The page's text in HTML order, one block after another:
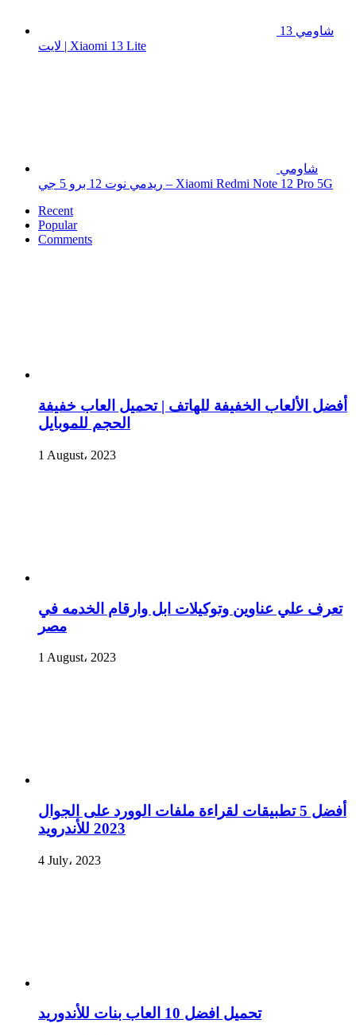
شاومي 13
لايت | Xiaomi 13 Lite
شاومي
ريدمي نوت 12 برو 5 جي – Xiaomi Redmi Note 12 Pro 5G
Recent
Popular
Comments
أفضل الألعاب الخفيفة للهاتف | تحميل العاب خفيفة
الحجم للموبايل
1 August، 2023
تعرف علي عناوين وتوكيلات ابل وارقام الخدمه في
مصر
1 August، 2023
أفضل 5 تطبيقات لقراءة ملفات الوورد على الجوال
2023 للأندرويد
4 July، 2023
تحميل افضل 10 العاب بنات للأندوريد